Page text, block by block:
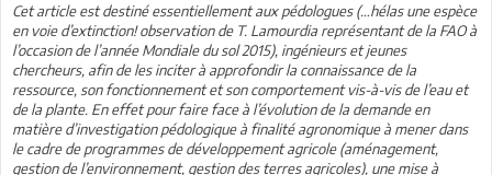
Cet article est destiné essentiellement aux pédologues (…hélas une espèce
en voie d’extinction! observation de T. Lamourdia représentant de la FAO à
l’occasion de l’année Mondiale du sol 2015), ingénieurs et jeunes
chercheurs, afin de les inciter à approfondir la connaissance de la
ressource, son fonctionnement et son comportement vis-à-vis de l’eau et
de la plante. En effet pour faire face à l’évolution de la demande en
matière d’investigation pédologique à finalité agronomique à mener dans
le cadre de programmes de développement agricole (aménagement,
gestion de l’environnement, gestion des terres agricoles), une mise à